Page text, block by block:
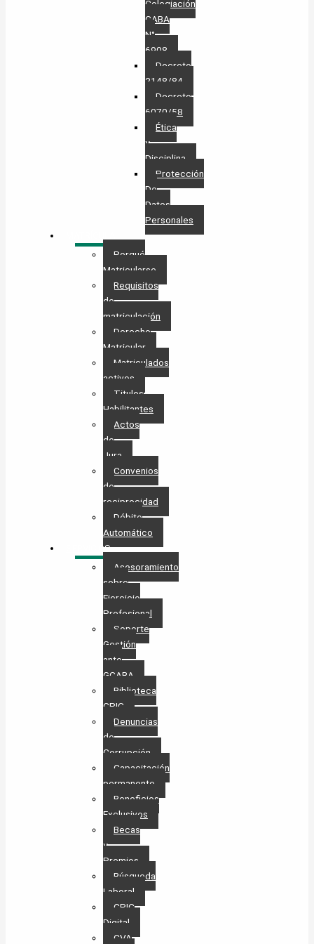
Colegiación
CABA
N°
6908
Decreto
2148/84
Decreto
6070/58
Ética
y
Disciplina
Protección
De
Datos
Personales​
Porqué
Matricularse
Requisitos
de
matriculación
Derecho
Matricular
Matriculados
activos
Titulos
Habilitantes
Actos
de
Jura
Convenios
de
reciprocidad
Débito
Automático
SERVICIOS
Asesoramiento
sobre
Ejercicio
Profesional
Soporte
Gestión
ante
GCABA
Biblioteca
CPIC
Denuncias
de
Corrupción
Capacitación
permanente
Beneficios
Exclusivos
Becas
y
Premios
Búsqueda
Laboral​
CPIC
Digital
CVA